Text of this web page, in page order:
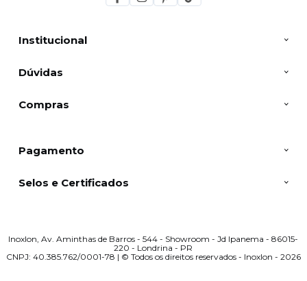
Institucional
Dúvidas
Compras
Pagamento
Selos e Certificados
Inoxlon, Av. Aminthas de Barros - 544 - Showroom - Jd Ipanema - 86015-
220 - Londrina - PR
CNPJ: 40.385.762/0001-78 | © Todos os direitos reservados - Inoxlon - 2026